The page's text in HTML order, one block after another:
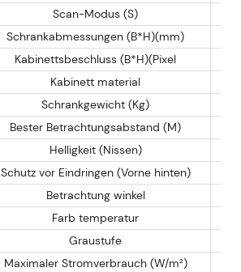
Scan-Modus (S)
Schrankabmessungen (B*H)(mm)
Kabinettsbeschluss (B*H)(Pixel
Kabinett material
Schrankgewicht (Kg)
Bester Betrachtungsabstand (M)
Helligkeit (Nissen)
Schutz vor Eindringen (Vorne hinten)
Betrachtung winkel
Farb temperatur
Graustufe
Maximaler Stromverbrauch (W/m²)